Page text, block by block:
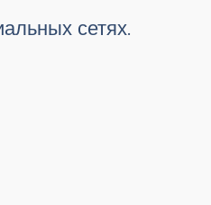
сетях.